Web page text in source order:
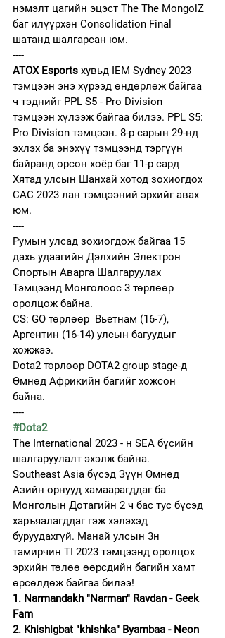
нэмэлт цагийн эцэст The The MongolZ
баг илүүрхэн Consolidation Final
шатанд шалгарсан юм.
----
ATOX Esports хувьд IEM Sydney 2023
тэмцээн энэ хүрээд өндөрлөж байгаа
ч тэднийг PPL S5 - Pro Division
тэмцээн хүлээж байгаа билээ. PPL S5:
Pro Division тэмцээн. 8-р сарын 29-нд
эхлэх ба энэхүү тэмцээнд тэргүүн
байранд орсон хоёр баг 11-р сард
Хятад улсын Шанхай хотод зохиогдох
CAC 2023 лан тэмцээний эрхийг авах
юм.
----
Румын улсад зохиогдож байгаа 15
дахь удаагийн Дэлхийн Электрон
Спортын Аварга Шалгаруулах
Тэмцээнд Монголоос 3 төрлөөр
оролцож байна.
CS: GO төрлөөр  Вьетнам (16-7),
Аргентин (16-14) улсын багуудыг
хожжээ.
Dota2 төрлөөр DOTA2 group stage-д
Өмнөд Африкийн багийг хожсон
байна.
----
#Dota2
The International 2023 - н SEA бүсийн
шалгаруулалт эхэлж байна.
Southeast Asia бүсэд Зүүн Өмнөд
Азийн орнууд хамаарагддаг ба
Монголын Дотагийн 2 ч бас тус бүсэд
харъяалагддаг гэж хэлэхэд
буруудахгүй. Манай улсын 3н
тамирчин TI 2023 тэмцээнд оролцох
эрхийн төлөө өөрсдийн багийн хамт
өрсөлдөж байгаа билээ!
1. Narmandakh "Narman" Ravdan - Geek
Fam
2. Khishigbat "khishka" Byambaa - Neon